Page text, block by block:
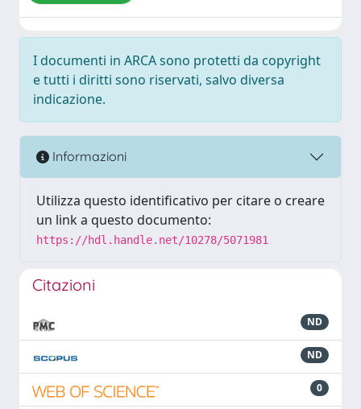
I documenti in ARCA sono protetti da copyright
e tutti i diritti sono riservati, salvo diversa
indicazione.
Informazioni
Utilizza questo identificativo per citare o creare
un link a questo documento:
https://hdl.handle.net/10278/5071981
Citazioni
ND
ND
0